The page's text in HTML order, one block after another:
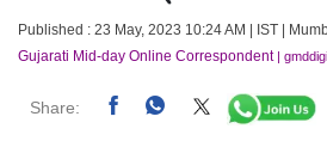
Published : 23 May, 2023 10:24 AM | IST |
Gujarati Mid-day Online Correspondent|
Share: